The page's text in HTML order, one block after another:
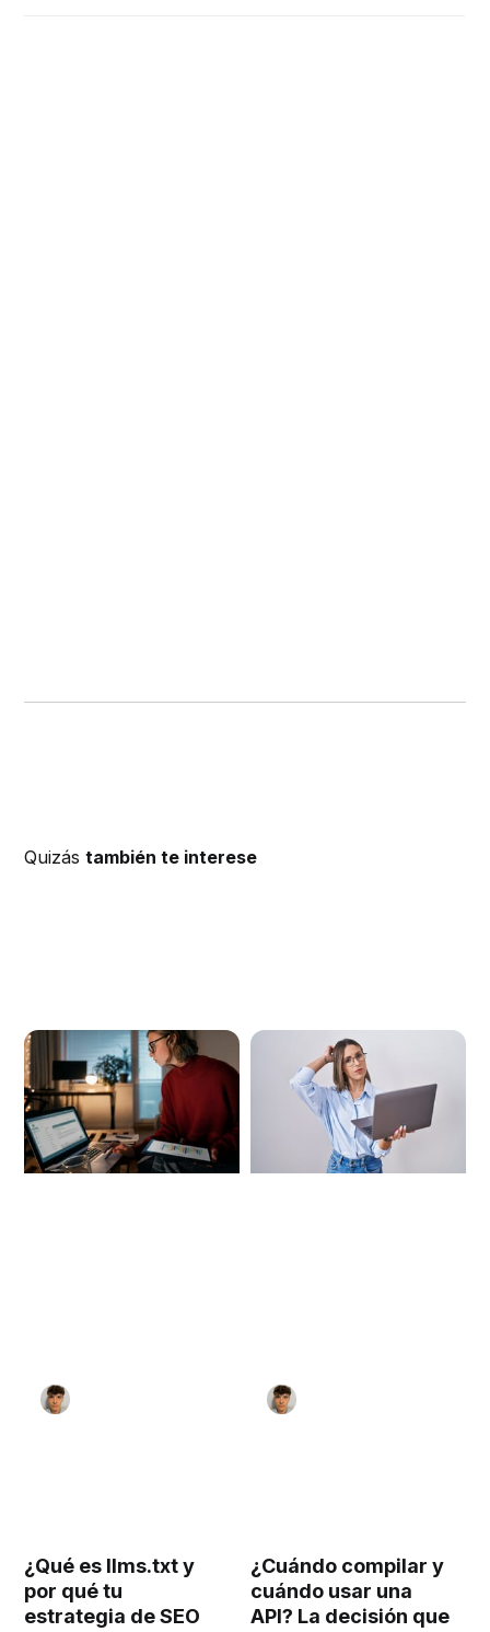
Quizástambién te interese
¿Qué es llms.txt y
por qué tu
estrategia de SEO
¿Cuándo compilar y
cuándo usar una
API? La decisión que